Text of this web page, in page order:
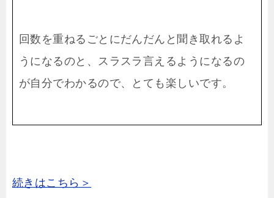
回数を重ねるごとにだんだんと聞き取れるよ
うになるのと、スラスラ言えるようになるの
が自分でわかるので、とても楽しいです。
続きはこちら＞